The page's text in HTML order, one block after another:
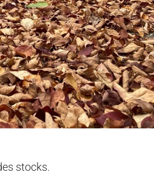
stocks.